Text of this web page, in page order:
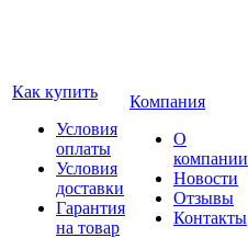
Как купить
Условия
оплаты
Условия
доставки
Гарантия
на товар
Компания
О
компании
Новости
Отзывы
Контакты